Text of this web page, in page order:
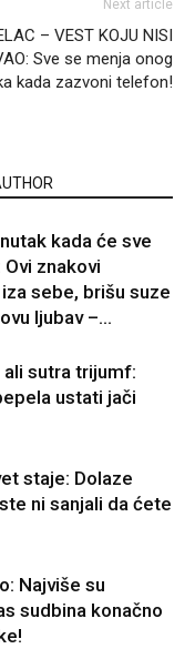
Next article
– VEST KOJU NISI
Sve se menja onog
kada zazvoni telefon!
kada će sve
znakovi
sebe, brišu suze
ljubav –...
ali sutra trijumf:
ustati jači
staje: Dolaze
ni sanjali da ćete
Najviše su
sudbina konačno